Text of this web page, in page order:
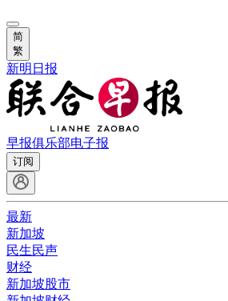
简
繁
新明日报
早报俱乐部电子报
订阅
最新
新加坡
民生民声
财经
新加坡股市